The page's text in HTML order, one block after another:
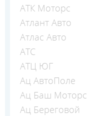
АТК Моторс
Атлант Авто
Атлас Авто
АТС
АТЦ ЮГ
Ац АвтоПоле
Ац Баш Моторс
Ац Береговой